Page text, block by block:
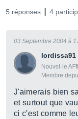
5 réponses 4
lordissa91
Nouvel·le
Membre
03 Septembre 2004 à
J'aimerais bien
et surtout que
ci c'est comme